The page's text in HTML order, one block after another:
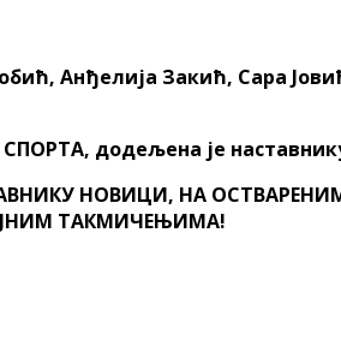
Анђелија Закић, Сара
додељена је
НОВИЦИ, НА
ТАКМИЧЕЊИМА!